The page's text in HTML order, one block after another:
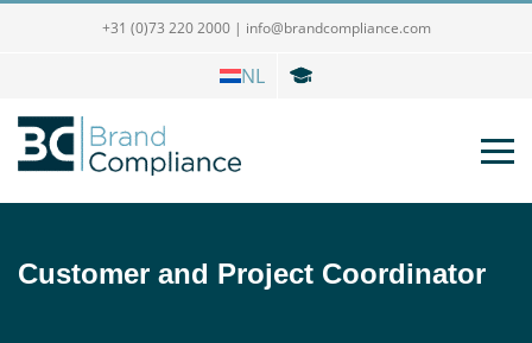
+31 (0)73 220 2000 | info@brandcompliance.com
NL
Customer and Project Coordinator